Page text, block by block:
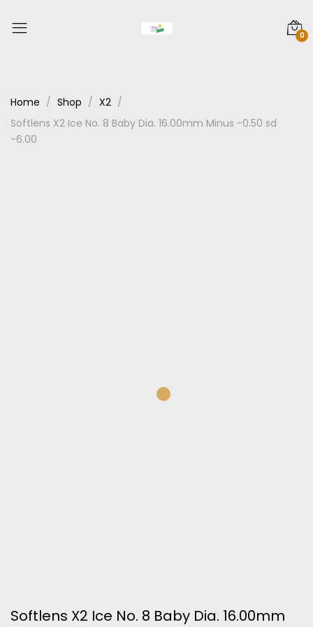
0
Home Shop
X2
Softlens X2 Ice No. 8 Baby Dia. 16.00mm Minus -0.50 sd
-6.00
Softlens X2 Ice No. 8 Baby Dia. 16.00mm